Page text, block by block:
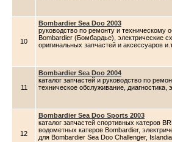
10
Bombardier Sea Doo 2003
руководство по ремонту и техническому
Bombardier (Бомбардье), электрические
оригинальных запчастей и аксессуаров
11
Bombardier Sea Doo 2004
каталог запчастей и руководство по
техническое обслуживание, диагностика,
12
Bombardier Sea Doo Sports 2003
каталог запчастей спортивных катеров
водометных катеров Bombardier,
для Bombardier Sea Doo Challenger,